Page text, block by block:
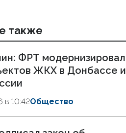
также
ФРТ модернизировал
ЖКХ в Донбассе и
в 10:42Общество